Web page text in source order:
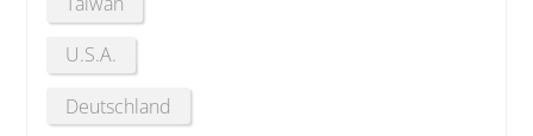
U.S.A.
Deutschland